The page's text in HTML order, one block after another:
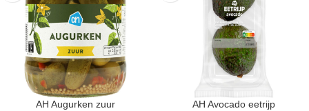
AH Augurken zuur AH Avocado eetrijp